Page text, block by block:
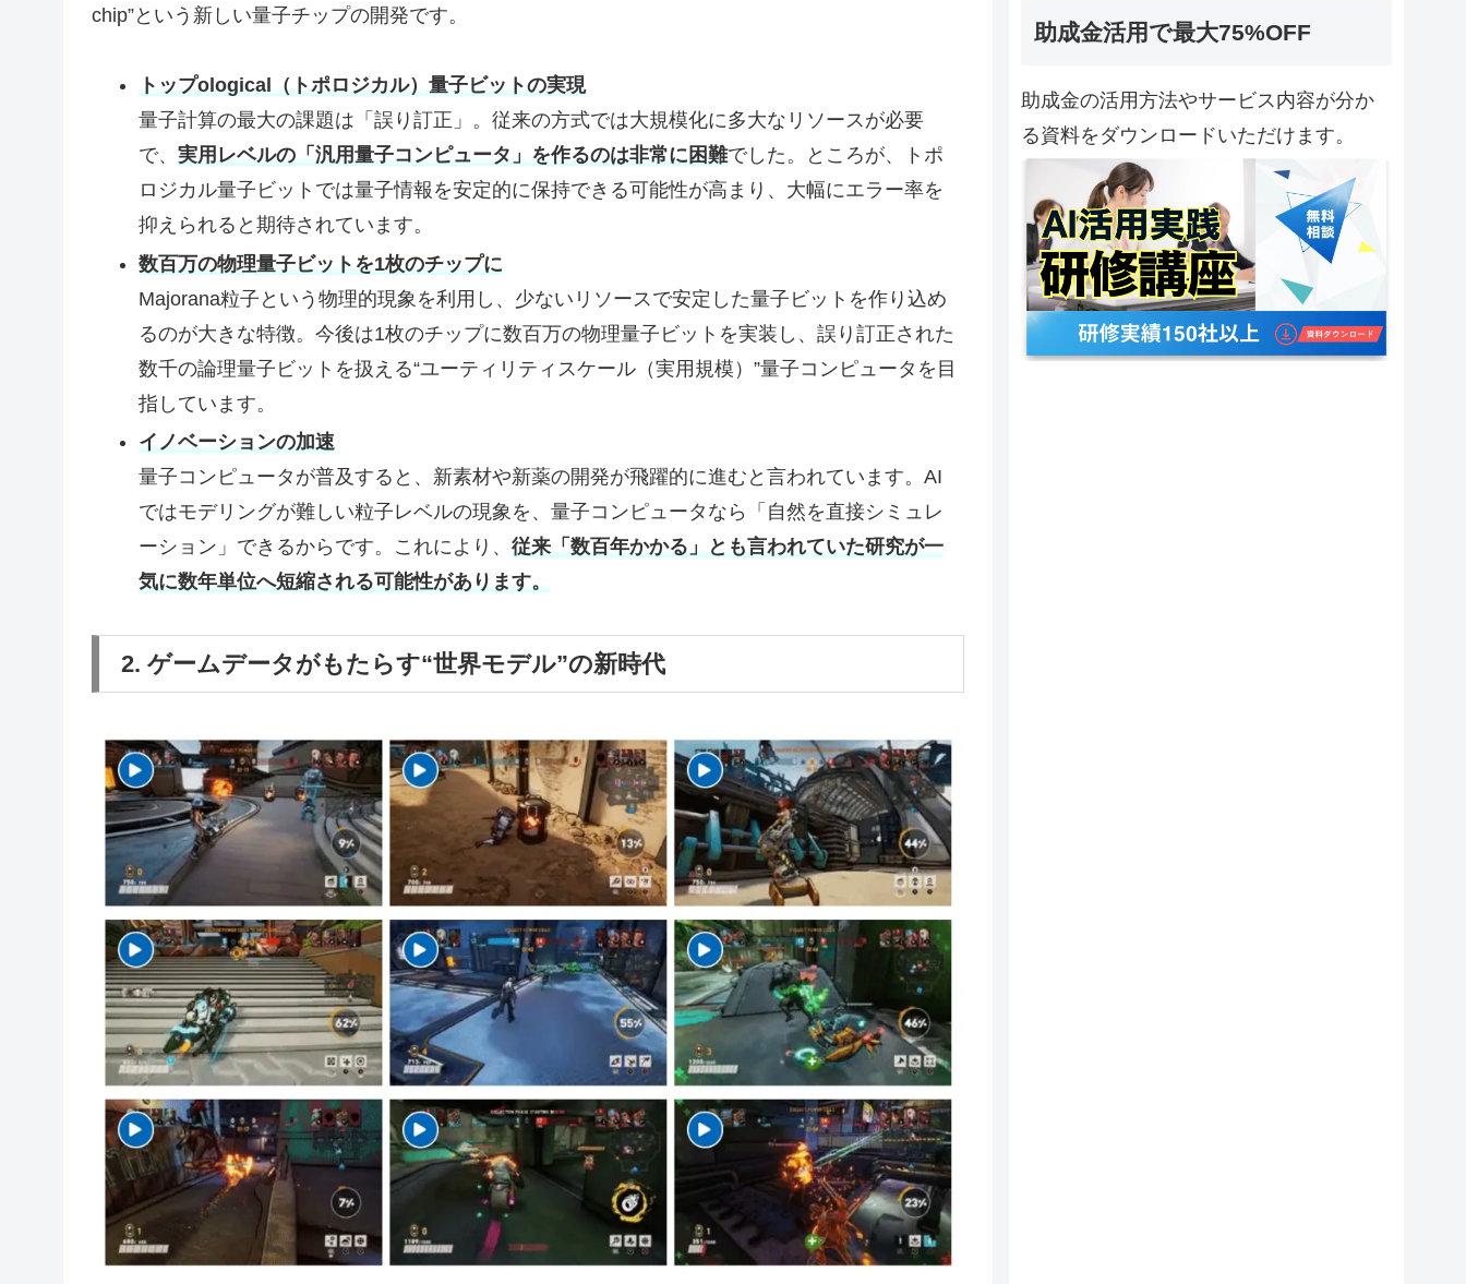
chip”という新しい量子チップの開発です。
トップological（トポロジカル）量子ビットの実現
量子計算の最大の課題は「誤り訂正」。従来の方式では大規模化に多大なリソースが必要
で、実用レベルの「汎用量子コンピュータ」を作るのは非常に困難でした。ところが、トポ
ロジカル量子ビットでは量子情報を安定的に保持できる可能性が高まり、大幅にエラー率を
抑えられると期待されています。
数百万の物理量子ビットを1枚のチップに
Majorana粒子という物理的現象を利用し、少ないリソースで安定した量子ビットを作り込め
るのが大きな特徴。今後は1枚のチップに数百万の物理量子ビットを実装し、誤り訂正された
数千の論理量子ビットを扱える“ユーティリティスケール（実用規模）”量子コンピュータを目
指しています。
イノベーションの加速
量子コンピュータが普及すると、新素材や新薬の開発が飛躍的に進むと言われています。AI
ではモデリングが難しい粒子レベルの現象を、量子コンピュータなら「自然を直接シミュレ
ーション」できるからです。これにより、従来「数百年かかる」とも言われていた研究が一
気に数年単位へ短縮される可能性があります。
2. ゲームデータがもたらす“世界モデル”の新時代
助成金活用で最大75%OFF
助成金の活用方法やサービス内容が分か
る資料をダウンロードいただけます。